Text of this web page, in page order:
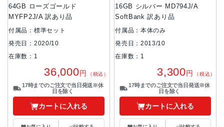
64GB ローズゴールド
MYFP2J/A 訳あり品
付属品：標準セット
発売日：2020/10
在庫数：1
36,000円 （税込）
17時までのご注文で当日発送※休
日を除く
カートに入れる
16GB シルバー MD794J/A
SoftBank 訳あり品
付属品：本体のみ
発売日：2013/10
在庫数：1
3,300円 （税込）
17時までのご注文で当日発送※休
日を除く
カートに入れる